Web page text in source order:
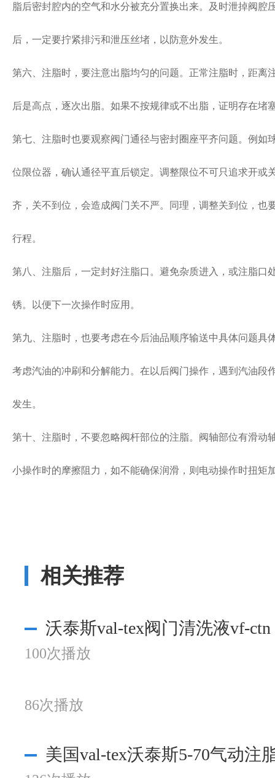
脂后密封腔内的空气和水分被充分置换出来。及时泄掉阀腔
后，一定要拧紧排污和泄压丝堵，以防意外发生。
第六、注脂时，要注意出脂均匀的问题。正常注脂时，距离
后是高点，逐次出脂。如果不按规律或不出脂，证明存在堵
第七、注脂时也要观察阀门通径与密封圈座平齐问题。例如
位限位器，确认通径平直后锁定。调整限位不可只追求开或
齐，关不到位，会造成阀门关不严。同理，调整关到位，也
行程。
第八、注脂后，一定封好注脂口。避免杂质进入，或注脂口
锈。以便下一次操作时应用。
第九、注脂时，也要考虑在今后油品顺序输送中具体问题具
考虑汽油的冲刷和分解能力。在以后阀门操作，遇到汽油段
发生。
第十、注脂时，不要忽略阀杆部位的注脂。阀轴部位有滑动
小操作时的摩擦阻力，如不能确保润滑，则电动操作时扭矩
相关推荐
沃泰斯val-tex阀门清洗液vf-ctn
100次播放
86次播放
美国val-tex沃泰斯5-70气动注